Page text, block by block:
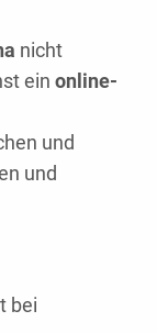
nicht
ein online-
und
und
bei